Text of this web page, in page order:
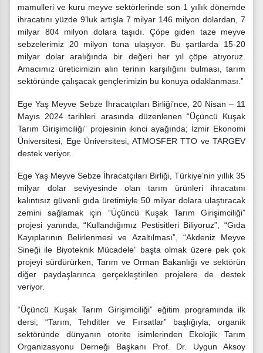
mamulleri ve kuru meyve sektörlerinde son 1 yıllık dönemde
ihracatını yüzde 9’luk artışla 7 milyar 146 milyon dolardan, 7
milyar 804 milyon dolara taşıdı. Çöpe giden taze meyve
sebzelerimiz 20 milyon tona ulaşıyor. Bu şartlarda 15-20
milyar dolar aralığında bir değeri her yıl çöpe atıyoruz.
Amacımız üreticimizin alın terinin karşılığını bulması, tarım
sektöründe çalışacak gençlerimizin bu konuya odaklanması.”
Ege Yaş Meyve Sebze İhracatçıları Birliği’nce, 20 Nisan – 11
Mayıs 2024 tarihleri arasında düzenlenen “Üçüncü Kuşak
Tarım Girişimciliği” projesinin ikinci ayağında; İzmir Ekonomi
Üniversitesi, Ege Üniversitesi, ATMOSFER TTO ve TARGEV
destek veriyor.
Ege Yaş Meyve Sebze İhracatçıları Birliği, Türkiye’nin yıllık 35
milyar dolar seviyesinde olan tarım ürünleri ihracatını
kalıntısız güvenli gıda üretimiyle 50 milyar dolara ulaştıracak
zemini sağlamak için “Üçüncü Kuşak Tarım Girişimciliği”
projesi yanında, “Kullandığımız Pestisitleri Biliyoruz”, “Gıda
Kayıplarının Belirlenmesi ve Azaltılması”, “Akdeniz Meyve
Sineği ile Biyoteknik Mücadele” başta olmak üzere pek çok
projeyi sürdürürken, Tarım ve Orman Bakanlığı ve sektörün
diğer paydaşlarınca gerçekleştirilen projelere de destek
veriyor.
“Üçüncü Kuşak Tarım Girişimciliği” eğitim programında ilk
dersi; “Tarım, Tehditler ve Fırsatlar” başlığıyla, organik
sektöründe dünyanın otorite isimlerinden Ekolojik Tarım
Organizasyonu Derneği Başkanı Prof. Dr. Uygun Aksoy